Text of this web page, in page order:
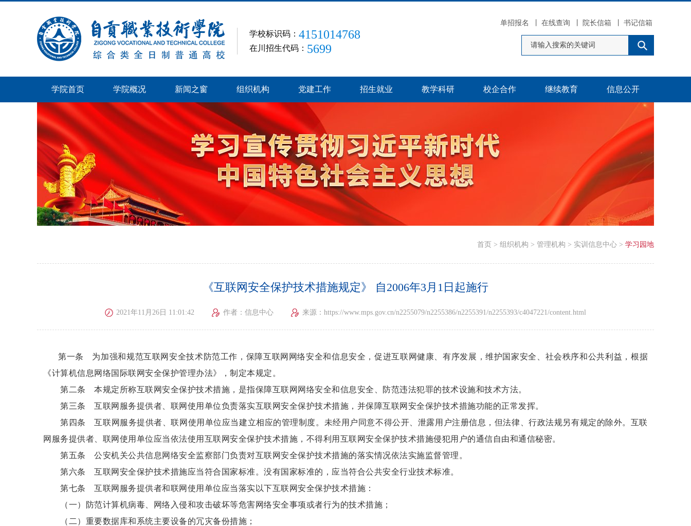
学校标识码： 4151014768
在川招生代码： 5699
单招报名 在线查询 院长信箱 书记信箱
学院首页 学院概况 新闻之窗 组织机构 党建工作 招生就业 教学科研 校企合作 继续教育 信息公开
首页 > 组织机构 > 管理机构 > 实训信息中心 > 学习园地
《互联网安全保护技术措施规定》 自2006年3月1日起施行
2021年11月26日 11:01:42 作者：信息中心 来源：https://www.mps.gov.cn/n2255079/n2255386/n2255391/n2255393/c4047221/content.html
第一条 为加强和规范互联网安全技术防范工作，保障互联网网络安全和信息安全，促进互联网健康、有序发展，维护国家安全、社会秩序和公共利益，根据
《计算机信息网络国际联网安全保护管理办法》，制定本规定。
第二条 本规定所称互联网安全保护技术措施，是指保障互联网网络安全和信息安全、防范违法犯罪的技术设施和技术方法。
第三条 互联网服务提供者、联网使用单位负责落实互联网安全保护技术措施，并保障互联网安全保护技术措施功能的正常发挥。
第四条 互联网服务提供者、联网使用单位应当建立相应的管理制度。未经用户同意不得公开、泄露用户注册信息，但法律、行政法规另有规定的除外。互联
网服务提供者、联网使用单位应当依法使用互联网安全保护技术措施，不得利用互联网安全保护技术措施侵犯用户的通信自由和通信秘密。
第五条 公安机关公共信息网络安全监察部门负责对互联网安全保护技术措施的落实情况依法实施监督管理。
第六条 互联网安全保护技术措施应当符合国家标准。没有国家标准的，应当符合公共安全行业技术标准。
第七条 互联网服务提供者和联网使用单位应当落实以下互联网安全保护技术措施：
（一）防范计算机病毒、网络入侵和攻击破坏等危害网络安全事项或者行为的技术措施；
（二）重要数据库和系统主要设备的冗灾备份措施；